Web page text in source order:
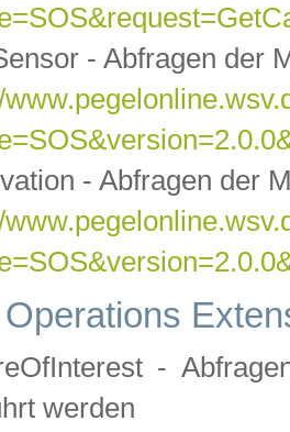
- Abfragen der
- Abfragen der
-
werden